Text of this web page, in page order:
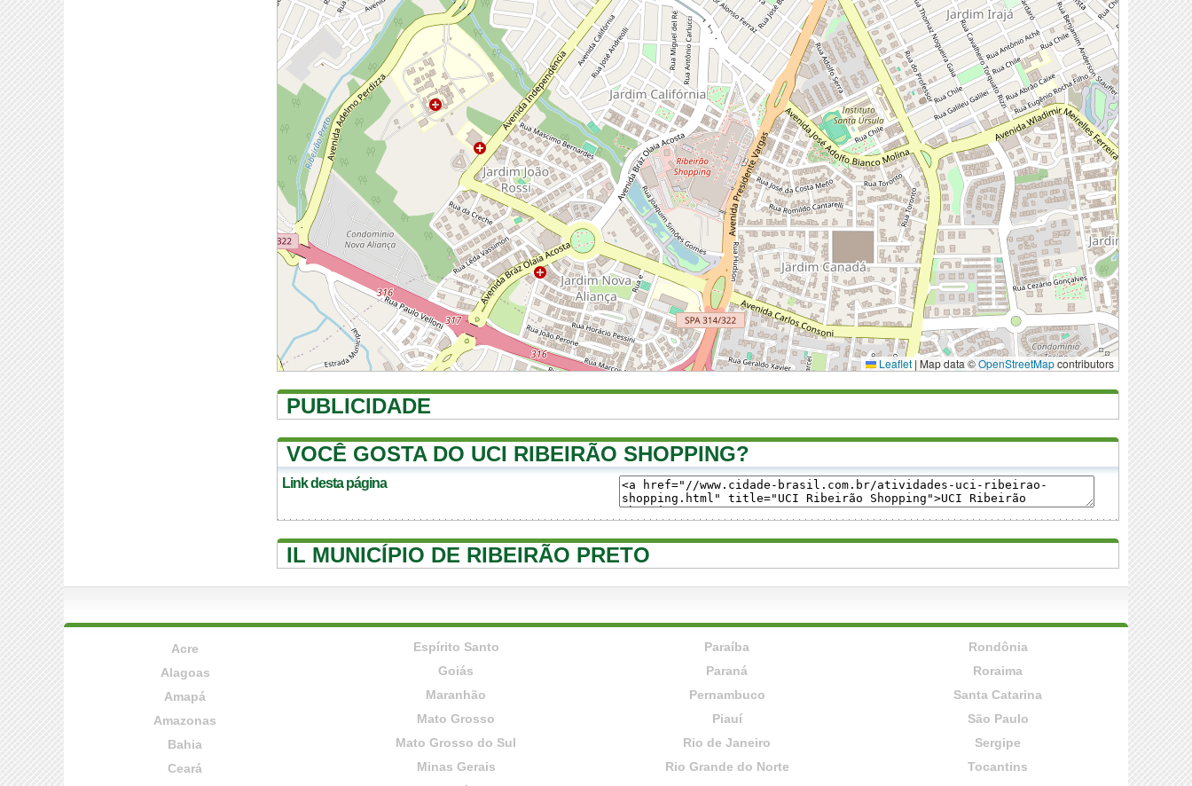
Leaflet |Map data ©OpenStreetMapcontributors
PUBLICIDADE
VOCÊ GOSTA DO UCI RIBEIRÃO SHOPPING?
Link desta página
IL MUNICÍPIO DE RIBEIRÃO PRETO
Acre
Alagoas
Amapá
Amazonas
Bahia
Ceará
Espírito Santo
Goiás
Maranhão
Mato Grosso
Mato Grosso do Sul
Minas Gerais
Paraíba
Paraná
Pernambuco
Piauí
Rio de Janeiro
Rio Grande do Norte
Rondônia
Roraima
Santa Catarina
São Paulo
Sergipe
Tocantins